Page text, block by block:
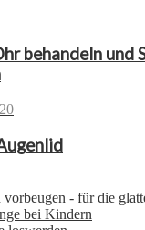
behandeln und